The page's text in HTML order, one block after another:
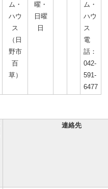
ム・
ハウ
ス
（日
野市
百
草）
曜・
日曜
日
ム・
ハウ
ス
電
話：
042-
591-
6477
連絡先